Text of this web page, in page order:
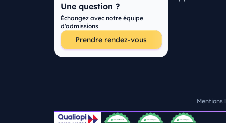
Une question ?
Échangez avec notre équipe
d'admissions
Prendre rendez-vous
Mentions